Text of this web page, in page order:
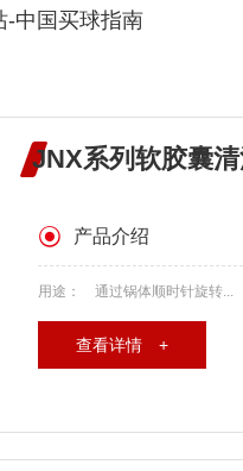
-中国买球指南
JNX系列软胶囊
产品介绍
用途： 通过锅体顺时针旋转...
查看详情 +